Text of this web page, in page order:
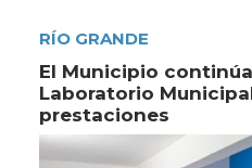
RÍO GRANDE
El Municipio
Laboratorio
prestaciones